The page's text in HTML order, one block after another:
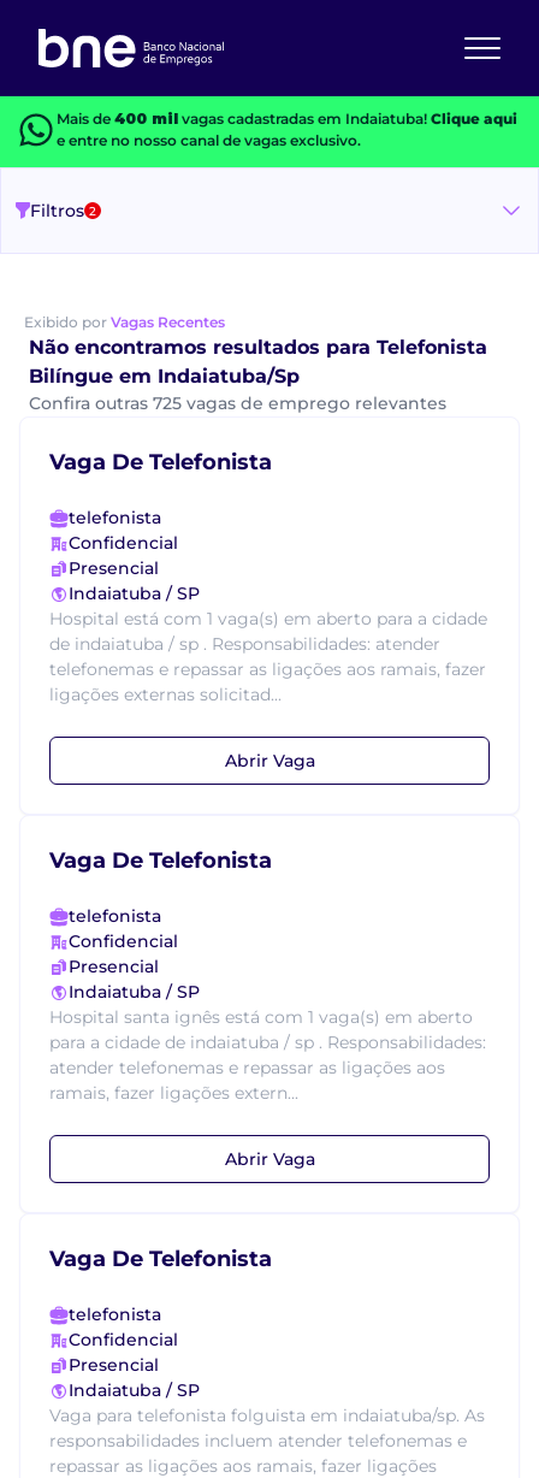
Mais de 400 milvagas cadastradas em Indaiatuba! Clique aqui
e entre no nosso canal de vagas exclusivo.
Filtros 2
Exibido por Vagas Recentes
Não encontramos resultados para Telefonista
Bilíngue em Indaiatuba/Sp
Confira outras 725 vagas de emprego relevantes
Vaga De Telefonista
telefonista
Confidencial
Presencial
Indaiatuba / SP
Hospital está com 1 vaga(s) em aberto para a cidade
de indaiatuba / sp . Responsabilidades: atender
telefonemas e repassar as ligações aos ramais, fazer
ligações externas solicitad...
Abrir Vaga
Vaga De Telefonista
telefonista
Confidencial
Presencial
Indaiatuba / SP
Hospital santa ignês está com 1 vaga(s) em aberto
para a cidade de indaiatuba / sp . Responsabilidades:
atender telefonemas e repassar as ligações aos
ramais, fazer ligações extern...
Abrir Vaga
Vaga De Telefonista
telefonista
Confidencial
Presencial
Indaiatuba / SP
Vaga para telefonista folguista em indaiatuba/sp. As
responsabilidades incluem atender telefonemas e
repassar as ligações aos ramais, fazer ligações